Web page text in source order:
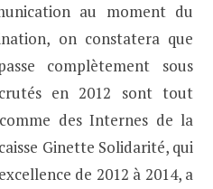
au moment du
on constatera que
complètement sous
en 2012 sont tout
des Internes de la
Ginette Solidarité, qui
de 2012 à 2014, a